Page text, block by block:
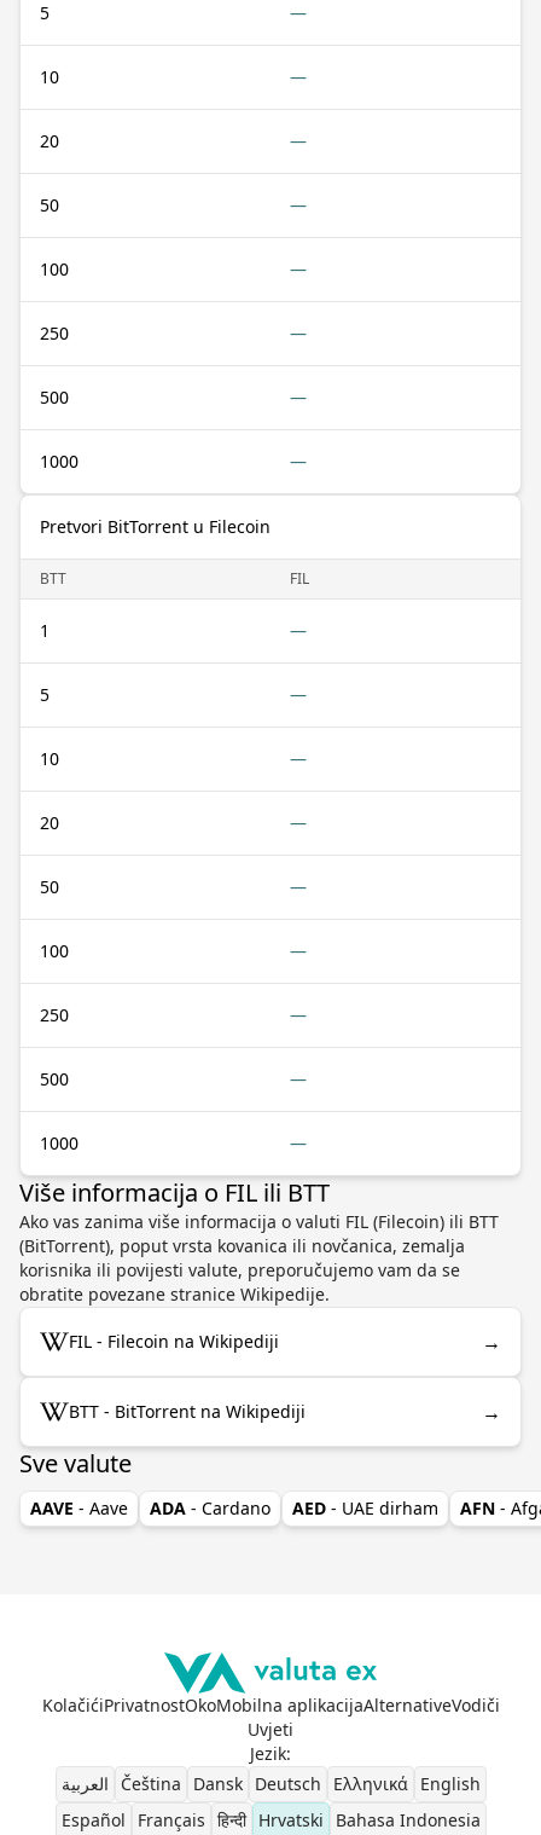
5 —
10 —
20 —
50 —
100 —
250 —
500 —
1000 —
Pretvori BitTorrent u Filecoin
BTT FIL
1 —
5 —
10 —
20 —
50 —
100 —
250 —
500 —
1000 —
Više informacija o FIL ili BTT
Ako vas zanima više informacija o valuti FIL (Filecoin) ili BTT
(BitTorrent), poput vrsta kovanica ili novčanica, zemalja
korisnika ili povijesti valute, preporučujemo vam da se
obratite povezane stranice Wikipedije.
FIL - Filecoin na Wikipediji →
BTT - BitTorrent na Wikipediji →
Sve valute
AAVE - Aave ADA - Cardano AED - UAE dirham AFN -
KolačićiPrivatnostOkoMobilna aplikacijaAlternativeVodiči
Uvjeti
Jezik:
العربية
Čeština Dansk Deutsch Ελληνικά
English
Español
Français हिन्दी Hrvatski Bahasa Indonesia